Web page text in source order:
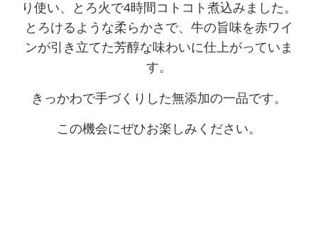
り使い、
とろ火で4時間コトコト煮込みました。
とろけるような柔らかさで、牛の旨味を赤ワイ
ンが引き立てた芳醇な味わいに仕上がっていま
す。
きっかわで手づくりした無添加の一品です。
この機会にぜひお楽しみください。